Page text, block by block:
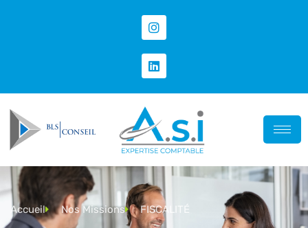
Accueil Nos Missions FISCALITÉ